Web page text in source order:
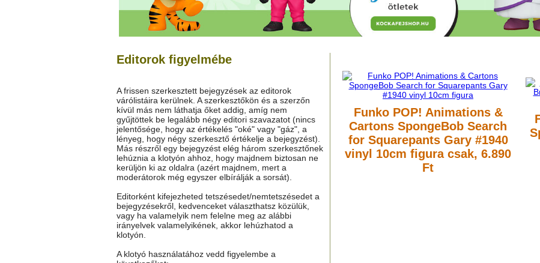
Editorok figyelmébe
A frissen szerkesztett bejegyzések az editorok
várólistáira kerülnek. A szerkesztőkön és a szerzőn
kívül más nem láthatja őket addig, amíg nem
gyűjtöttek be legalább négy editori szavazatot (nincs
jelentősége, hogy az értékelés "oké" vagy "gáz", a
lényeg, hogy négy szerkesztő értékelje a bejegyzést).
Más részről egy bejegyzést elég három szerkesztőnek
lehúznia a klotyón ahhoz, hogy majdnem biztosan ne
kerüljön ki az oldalra (azért majdnem, mert a
moderátorok még egyszer elbírálják a sorsát).
Editorként kifejezheted tetszésedet/nemtetszésedet a
bejegyzésekről, kedvenceket választhatsz közülük,
vagy ha valamelyik nem felelne meg az alábbi
irányelvek valamelyikének, akkor lehúzhatod a
klotyón.
A klotyó használatához vedd figyelembe a
Funko POP! Animations &
Cartons SpongeBob Search
for Squarepants Gary #1940
vinyl 10cm figuracsak, 6.890
Ft